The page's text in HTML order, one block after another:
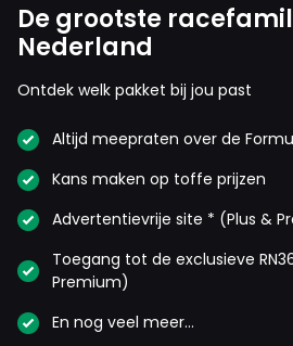
De grootste
Nederland
Ontdek welk pakket bij jou past
Altijd meepraten over de
Kans maken op toffe prijzen
Advertentievrije site * (Plus &
Toegang tot de exclusieve
Premium)
En nog veel meer…